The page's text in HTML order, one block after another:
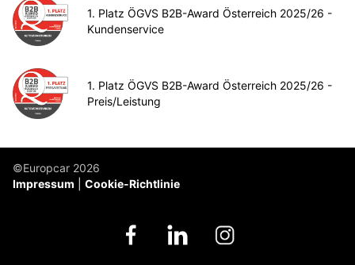
1. Platz ÖGVS B2B-Award Österreich 2025/26 -
Kundenservice
1. Platz ÖGVS B2B-Award Österreich 2025/26 -
Preis/Leistung
©Europcar 2026
Impressum
Cookie-Richtlinie